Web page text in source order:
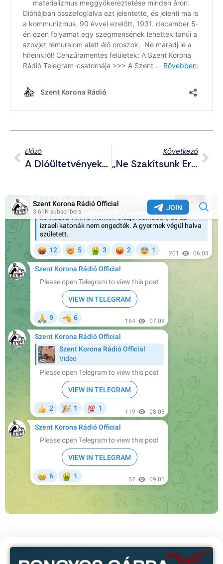
Előző
A Dióültetvényeket Sem Kíméli A Gyalázatos Végrehajtói Maffia
Következő
„Ne Szakítsunk Erről A Fáról!” – Székely János Gondolatai A Genderideológiáról